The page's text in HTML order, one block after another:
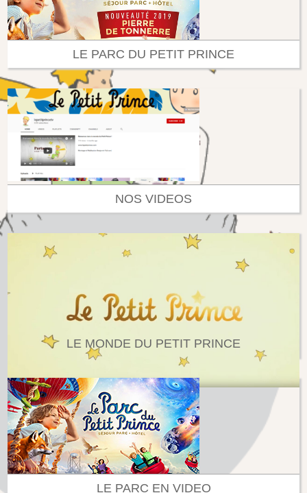
LE PARC DU PETIT PRINCE
NOS VIDEOS
LE MONDE DU PETIT PRINCE
LE PARC EN VIDEO